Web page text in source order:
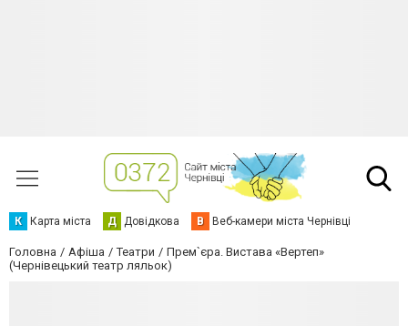
К Карта міста Д Довідкова В Веб-камери міста Чернівці
Головна Афіша Театри
Прем`єра. Вистава «Вертеп»
(Чернівецький театр ляльок)